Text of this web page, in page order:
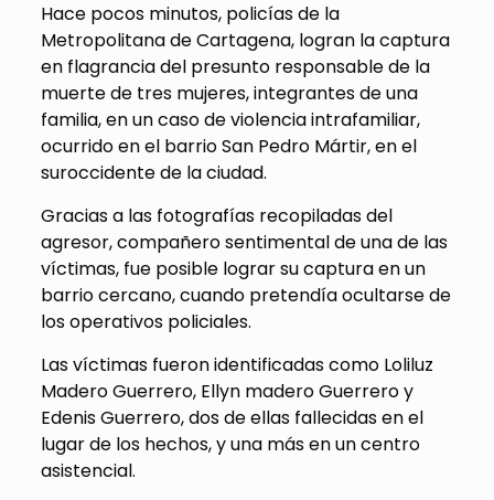
Hace pocos minutos, policías de la
Metropolitana de Cartagena, logran la captura
en flagrancia del presunto responsable de la
muerte de tres mujeres, integrantes de una
familia, en un caso de violencia intrafamiliar,
ocurrido en el barrio San Pedro Mártir, en el
suroccidente de la ciudad.
Gracias a las fotografías recopiladas del
agresor, compañero sentimental de una de las
víctimas, fue posible lograr su captura en un
barrio cercano, cuando pretendía ocultarse de
los operativos policiales.
Las víctimas fueron identificadas como Loliluz
Madero Guerrero, Ellyn madero Guerrero y
Edenis Guerrero, dos de ellas fallecidas en el
lugar de los hechos, y una más en un centro
asistencial.